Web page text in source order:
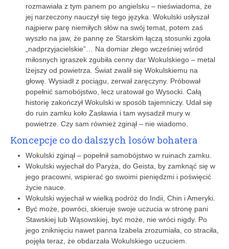
rozmawiała z tym panem po angielsku – nieświadoma, że
jej narzeczony nauczył się tego języka. Wokulski usłyszał
najpierw parę niemiłych słów na swój temat, potem zaś
wyszło na jaw, że pannę ze Starskim łączą stosunki zgoła
„nadprzyjacielskie”… Na domiar złego wcześniej wśród
miłosnych igraszek zgubiła cenny dar Wokulskiego – metal
lżejszy od powietrza. Świat zwalił się Wokulskiemu na
głowę. Wysiadł z pociągu, zerwał zaręczyny. Próbował
popełnić samobójstwo, lecz uratował go Wysocki. Całą
historię zakończył Wokulski w sposób tajemniczy. Udał się
do ruin zamku koło Zasławia i tam wysadził mury w
powietrze. Czy sam również zginął – nie wiadomo.
Koncepcje co do dalszych losów ­bohatera
Wokulski zginął – popełnił samobójstwo w ruinach zamku.
Wokulski wyjechał do Paryża, do Geista, by zamknąć się w
jego pracowni, wspierać go swoimi pieniędzmi i poświęcić
życie nauce.
Wokulski wyjechał w wielką podróż do Indii, Chin i Ameryki.
Być może, powróci, skieruje swoje uczucia w stronę pani
Stawskiej lub Wąsowskiej, być może, nie wróci nigdy. Po
jego zniknięciu nawet panna Izabela zrozumiała, co straciła,
pojęła teraz, że obdarzała Wokulskiego uczuciem.